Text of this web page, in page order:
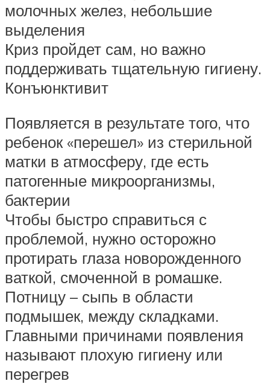
молочных желез, небольшие
выделения
Криз пройдет сам, но важно
поддерживать тщательную гигиену.
Конъюнктивит
Появляется в результате того, что
ребенок «перешел» из стерильной
матки в атмосферу, где есть
патогенные микроорганизмы,
бактерии
Чтобы быстро справиться с
проблемой, нужно осторожно
протирать глаза новорожденного
ваткой, смоченной в ромашке.
Потницу – сыпь в области
подмышек, между складками.
Главными причинами появления
называют плохую гигиену или
перегрев